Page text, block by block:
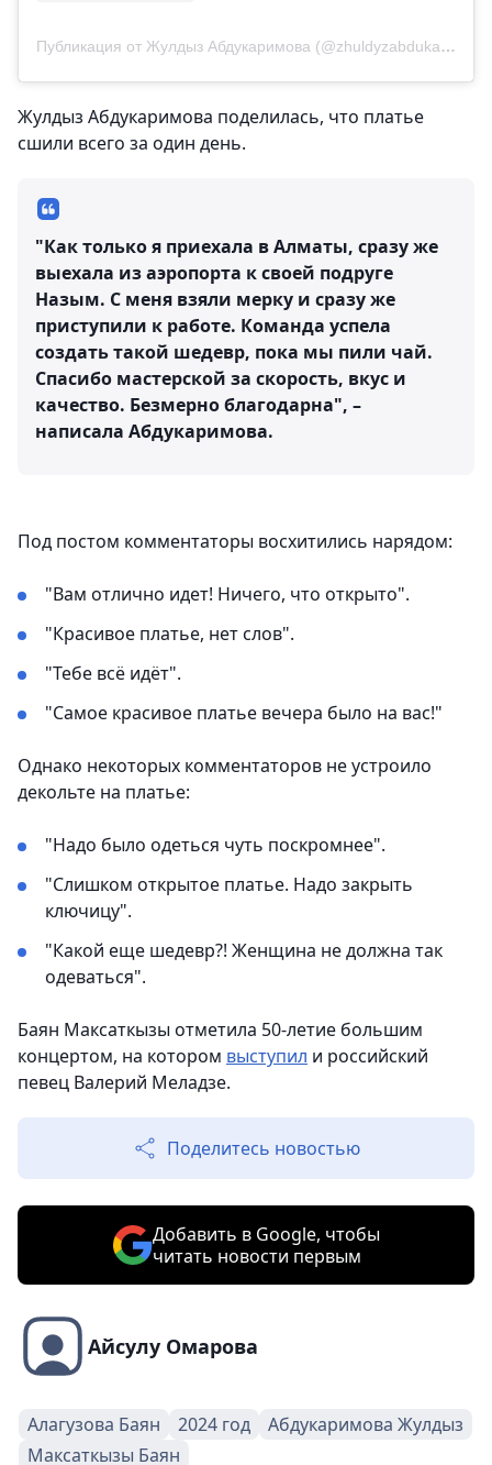
Публикация от Жулдыз Абдукаримова (@zhuldyzabdukarimovaofficial)
Жулдыз Абдукаримова поделилась, что платье
сшили всего за один день.
"Как только я приехала в Алматы, сразу же
выехала из аэропорта к своей подруге
Назым. С меня взяли мерку и сразу же
приступили к работе. Команда успела
создать такой шедевр, пока мы пили чай.
Спасибо мастерской за скорость, вкус и
качество. Безмерно благодарна", –
написала Абдукаримова.
Под постом комментаторы восхитились нарядом:
"Вам отлично идет! Ничего, что открыто".
"Красивое платье, нет слов".
"Тебе всё идёт".
"Самое красивое платье вечера было на вас!"
Однако некоторых комментаторов не устроило
декольте на платье:
"Надо было одеться чуть поскромнее".
"Слишком открытое платье. Надо закрыть
ключицу".
"Какой еще шедевр?! Женщина не должна так
одеваться".
Баян Максаткызы отметила 50-летие большим
концертом, на котором выступил и российский
певец Валерий Меладзе.
Поделитесь новостью
Добавить в Google, чтобы
читать новости первым
Айсулу Омарова
Алагузова Баян 2024 год
Абдукаримова Жулдыз
Максаткызы Баян